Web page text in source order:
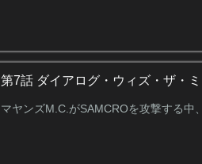
第7話 ダイアログ・ウィズ・ザ・
マヤンズM.C.がSAMCROを攻撃する中